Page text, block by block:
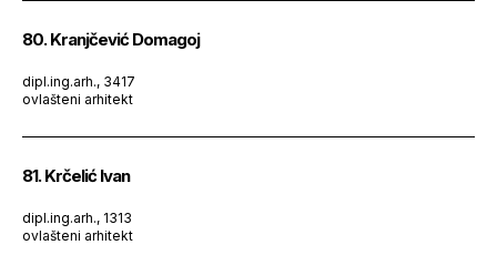
80. Kranjčević Domagoj
dipl.ing.arh., 3417
ovlašteni arhitekt
81. Krčelić Ivan
dipl.ing.arh., 1313
ovlašteni arhitekt